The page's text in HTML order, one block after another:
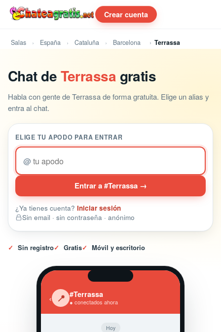
Crear cuenta
Salas España Cataluña Barcelona Terrassa
Chat deTerrassa gratis
Habla con gente de Terrassa de forma gratuita. Elige un alias y
entra al chat.
ELIGE TU APODO PARA ENTRAR
@
Entrar a #Terrassa →
¿Ya tienes cuenta? Iniciar sesión
Sin email · sin contraseña · anónimo
✓ Sin registro✓ Gratis✓ Móvil y escritorio
‹ 📍 #Terrassa
● conectados ahora
Hoy